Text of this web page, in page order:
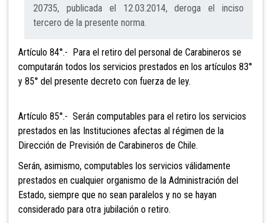
20735, publicada el 12.03.2014, deroga el inciso
tercero de la presente norma.
Artículo 84°.- Para el retiro del personal de Carabineros se
computarán todos los servicios prestados en los artículos 83°
y 85° del presente decreto con fuerza de ley.
Artículo 85°.- Serán computables para el retiro los servicios
prestados en las Instituciones afectas al régimen de la
Dirección de Previsión de Carabineros de Chile.
Serán, asimismo, computables los servicios válidamente
prestados en cualquier organismo de la Administración del
Estado, siempre que no sean paralelos y no se hayan
considerado para otra jubilación o retiro.